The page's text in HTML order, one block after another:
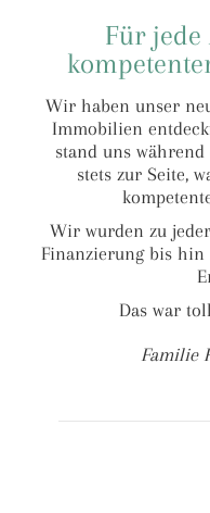
Für jede
Wir haben unser
Immobilien
stand uns während
stets zur Seite,
Wir wurden zu
Finanzierung bis hin
Das war
Familie